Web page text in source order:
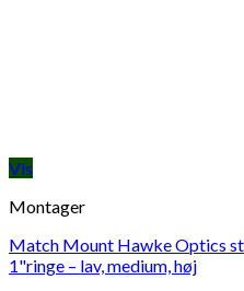
Vis
Montager
Match Mount Hawke Optics
1"ringe – lav, medium, høj